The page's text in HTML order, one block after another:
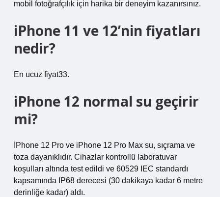
mobil fotoğrafçılık için harika bir deneyim kazanırsınız.
iPhone 11 ve 12’nin fiyatları
nedir?
En ucuz fiyat33.
iPhone 12 normal su geçirir
mi?
İPhone 12 Pro ve iPhone 12 Pro Max su, sıçrama ve
toza dayanıklıdır. Cihazlar kontrollü laboratuvar
koşulları altında test edildi ve 60529 IEC standardı
kapsamında IP68 derecesi (30 dakikaya kadar 6 metre
derinliğe kadar) aldı.